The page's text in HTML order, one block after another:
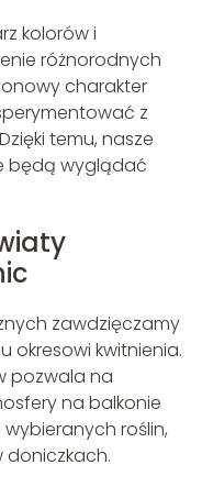
kolorów i
różnorodnych
charakter
z
temu, nasze
będą wyglądać
zawdzięczamy
okresowi kwitnienia.
pozwala na
na balkonie
roślin,
doniczkach.